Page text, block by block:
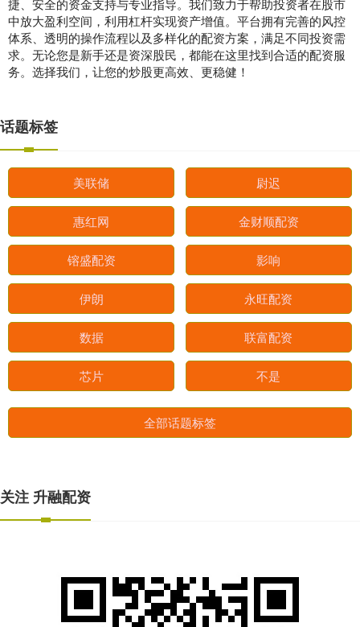
捷、安全的资金支持与专业指导。我们致力于帮助投资者在股市
中放大盈利空间，利用杠杆实现资产增值。平台拥有完善的风控
体系、透明的操作流程以及多样化的配资方案，满足不同投资需
求。无论您是新手还是资深股民，都能在这里找到合适的配资服
务。选择我们，让您的炒股更高效、更稳健！
话题标签
美联储 尉迟
惠红网 金财顺配资
镕盛配资 影响
伊朗 永旺配资
数据 联富配资
芯片 不是
全部话题标签
关注 升融配资